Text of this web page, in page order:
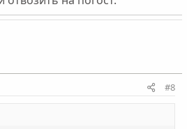
тебе бы бифидок пить
химию! Я бы на твоём месте в
бы поднажал,вес бы хоть
завёл бы себе 3-5 подружек
их домой по очереди когда
больше бы кайфа
бы поутрам,..а ты нариков
води!
#8